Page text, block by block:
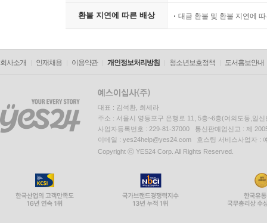
환불 지연에 따른 배상 대금 환불 및 환불 지연에
회사소개 인재채용 이용약관 개인정보처리방침 청소년보호정책 도서홍보안내
대표 : 김석환, 최세라
주소 : 서울시 영등포구 은행로 11, 5층~6층(여의도동,일신
사업자등록번호 : 229-81-37000 통신판매업신고 : 제
이메일 : yes24help@yes24.com 호스팅 서비스사업자 :
Copyright ⓒ YES24 Corp. All Rights Reserved.